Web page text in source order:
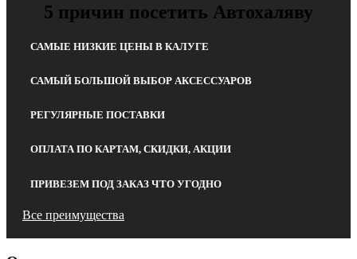
5 причин посетить Автохаляву
САМЫЕ НИЗКИЕ ЦЕНЫ В КАЛУГЕ
САМЫЙ БОЛЬШОЙ ВЫБОР АКСЕССУАРОВ
РЕГУЛЯРНЫЕ ПОСТАВКИ
ОПЛАТА ПО КАРТАМ, СКИДКИ, АКЦИИ
ПРИВЕЗЕМ ПОД ЗАКАЗ ЧТО УГОДНО
Все преимущества